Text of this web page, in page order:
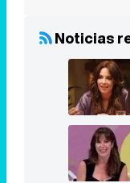
Noticias